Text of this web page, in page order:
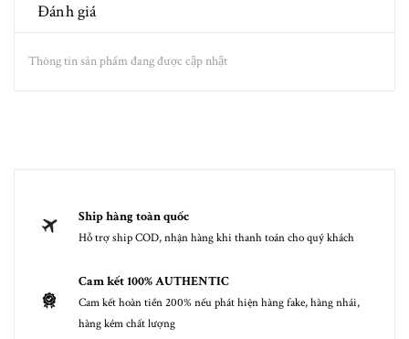
Đánh giá
Thông tin sản phẩm đang được cập nhật
Ship hàng toàn quốc
Hỗ trợ ship COD, nhận hàng khi thanh toán cho quý khách
Cam kết 100% AUTHENTIC
Cam kết hoàn tiền 200% nếu phát hiện hàng fake, hàng nhái,
hàng kém chất lượng